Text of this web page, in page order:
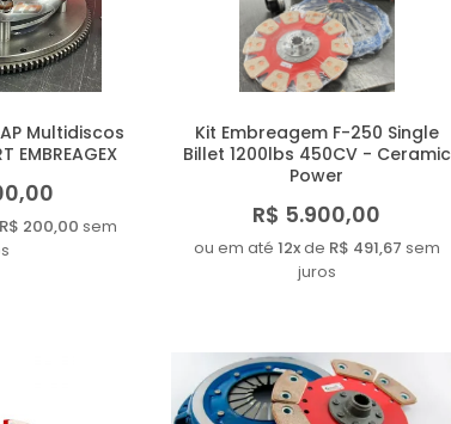
Multidiscos
EMBREAGEX
R$ 200,00 sem
Kit Embreagem F-250 Single
Billet 1200lbs 450CV - Ceramic
Power
R$ 5.900,00
ou em até 12xde R$ 491,67 sem
juros